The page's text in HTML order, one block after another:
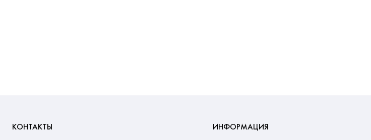
КОНТАКТЫ ИНФОРМАЦИЯ